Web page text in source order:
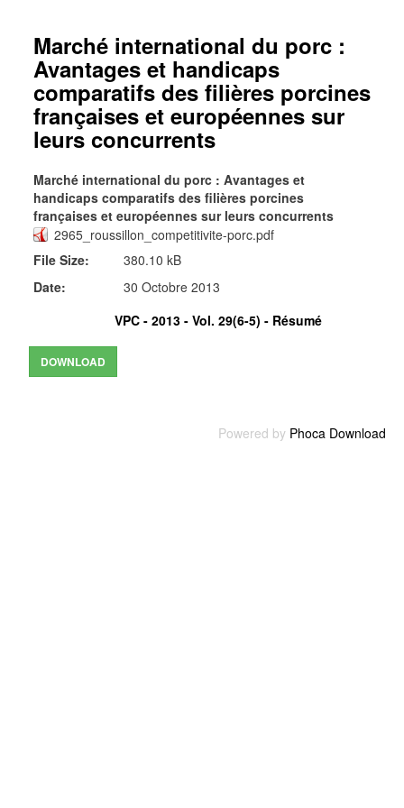
Marché international du porc :
Avantages et handicaps
comparatifs des filières porcines
françaises et européennes sur
leurs concurrents
Marché international du porc : Avantages et
handicaps comparatifs des filières porcines
françaises et européennes sur leurs concurrents
2965_roussillon_competitivite-porc.pdf
File Size:
380.10 kB
Date:
30 Octobre 2013
VPC - 2013 - Vol. 29(6-5) - Résumé
Powered by Phoca Download